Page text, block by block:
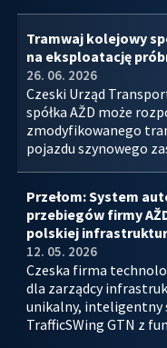
Tramwaj kolejowy
na eksploatację
26. 06. 2026
Czeski Urząd
spółka AŽD może
zmodyfikowanego
pojazdu szynowego
Przełom: System
przebiegów firmy
polskiej
12. 05. 2026
Czeska firma
dla zarządcy
unikalny, inteligentny
TrafficSWing GTN z